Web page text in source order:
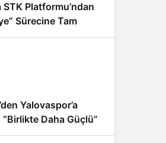
Platformu’ndan
Sürecine Tam
Yalovaspor’a
Daha Güçlü”